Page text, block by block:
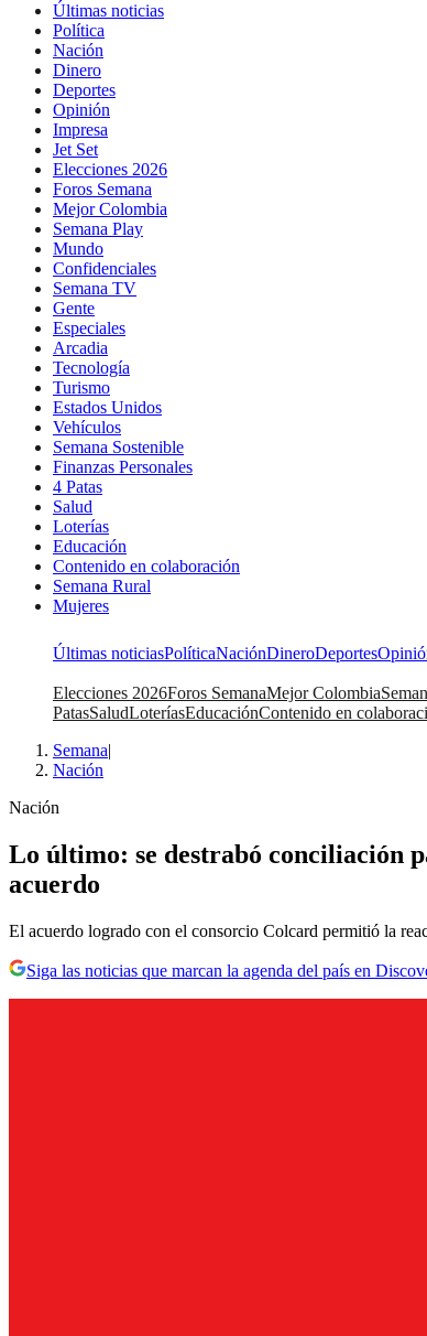
Últimas noticias
Política
Nación
Dinero
Deportes
Opinión
Impresa
Jet Set
Elecciones 2026
Foros Semana
Mejor Colombia
Semana Play
Mundo
Confidenciales
Semana TV
Gente
Especiales
Arcadia
Tecnología
Turismo
Estados Unidos
Vehículos
Semana Sostenible
Finanzas Personales
4 Patas
Salud
Loterías
Educación
Contenido en colaboración
Semana Rural
Mujeres
Últimas noticiasPolíticaNaciónDineroDeportes
Elecciones 2026Foros SemanaMejor Colombia
PatasSaludLoteríasEducaciónContenido en
Semana|
Nación
Nación
Lo último: se destrabó conciliación
acuerdo
El acuerdo logrado con el consorcio Colcard permitió la
Siga las noticias que marcan la agenda del país en